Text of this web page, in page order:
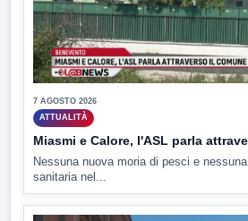
7 AGOSTO 2026
ATTUALITÀ
Miasmi e Calore, l'ASL parla
Nessuna nuova moria di pesci e
sanitaria nel...